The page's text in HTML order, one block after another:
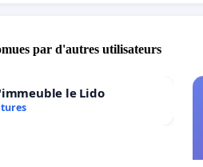
par d'autres utilisateurs
le Lido